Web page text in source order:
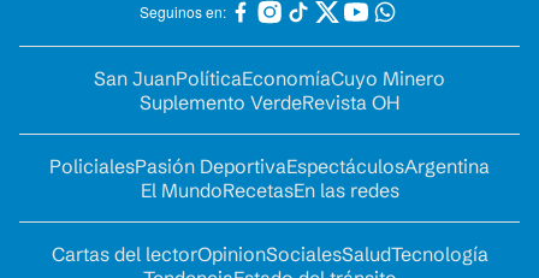
Seguinos en:
San JuanPolíticaEconomíaCuyo Minero
Suplemento VerdeRevista OH
PolicialesPasión DeportivaEspectáculosArgentina
El MundoRecetasEn las redes
Cartas del lectorOpinionSocialesSaludTecnología